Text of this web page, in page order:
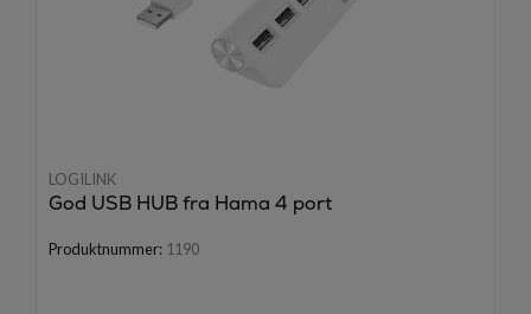
LOGILINK
God USB HUB fra Hama 4 port
Produktnummer: 1190